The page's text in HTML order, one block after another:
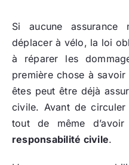
Si aucune assurance
déplacer à vélo, la loi
à réparer les
première chose à
êtes peut être déjà
civile. Avant de
tout de même
responsabilité civile.